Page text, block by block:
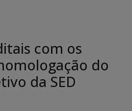
com os
do
da SED